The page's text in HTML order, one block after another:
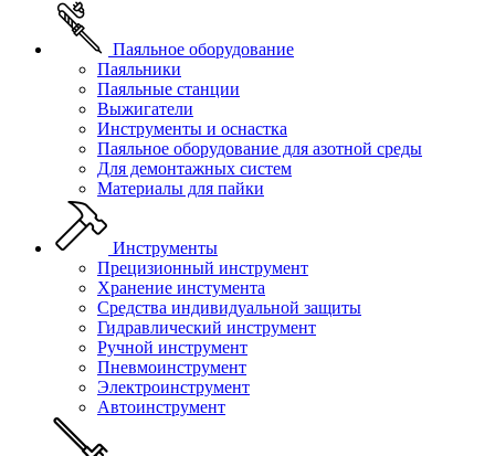
Паяльное оборудование
Паяльники
Паяльные станции
Выжигатели
Инструменты и оснастка
Паяльное оборудование для азотной среды
Для демонтажных систем
Материалы для пайки
Инструменты
Прецизионный инструмент
Хранение инстумента
Средства индивидуальной защиты
Гидравлический инструмент
Ручной инструмент
Пневмоинструмент
Электроинструмент
Автоинструмент